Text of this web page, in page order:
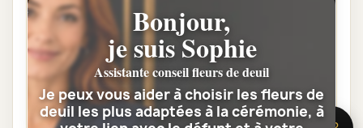
Oui. Une composition de condoléances
peut être livrée au domicile avant ou après
la cérémonie. Vérifiez simplement que
quelqu’un pourra réceptionner les fleurs.
Bonjour,
je suis Sophie
Assistante conseil fleurs de deuil
Je peux vous aider à choisir les fleurs de
deuil les plus adaptées à la cérémonie, à